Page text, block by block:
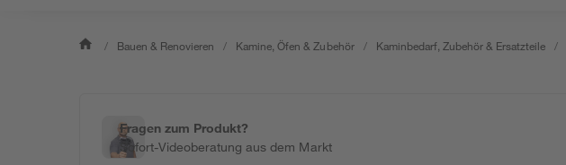
/ Bauen & Renovieren / Kamine, Öfen & Zubehör / Kaminbedarf, Zubehör & Ersatzteile /
Fragen zum Produkt?
Sofort-Videoberatung aus dem Markt